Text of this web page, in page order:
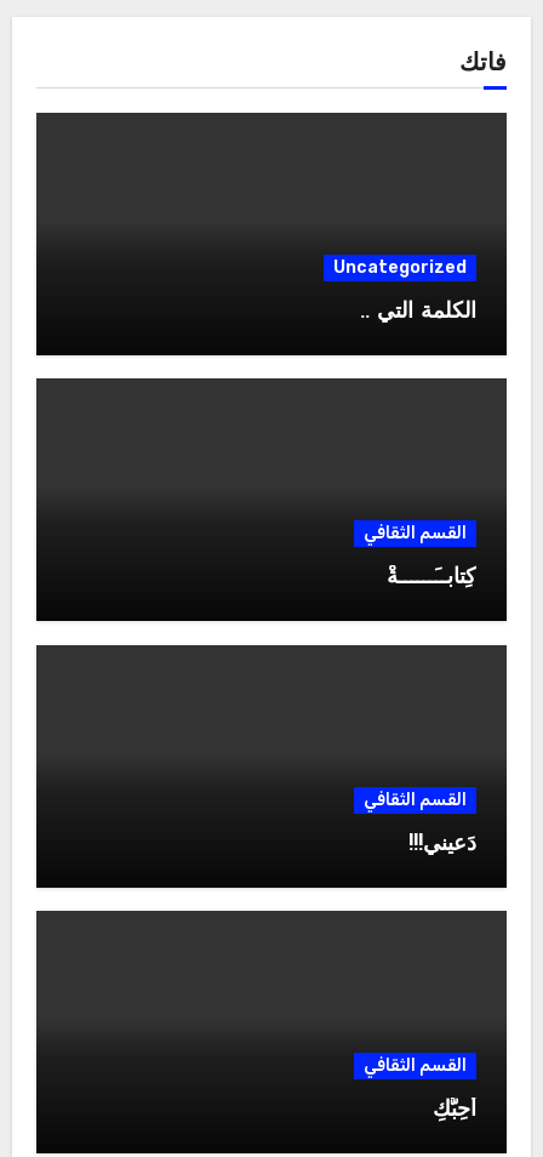
فاتك
Uncategorized
الكلمة التي ..
القسم الثقافي
كِتابــَــــــةْ
القسم الثقافي
دَعيني!!!
القسم الثقافي
أُحِبُّكِ